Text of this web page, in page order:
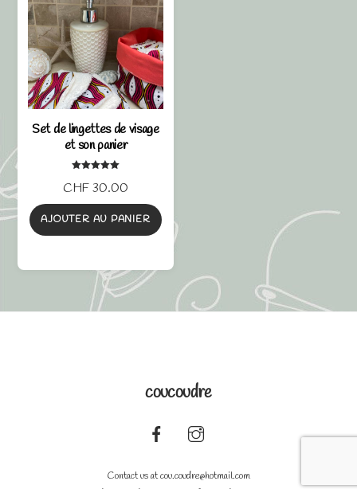
Set de lingettes de visage
et son panier
5.00
sur 5
CHF30.00
AJOUTER AU PANIER
coucoudre
Contact us atcou.coudre@hotmail.com